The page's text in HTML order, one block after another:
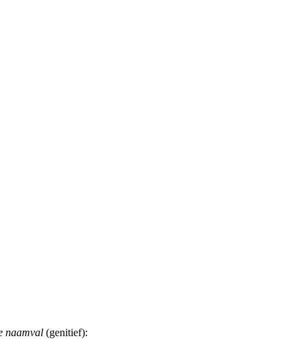
naamval (genitief):